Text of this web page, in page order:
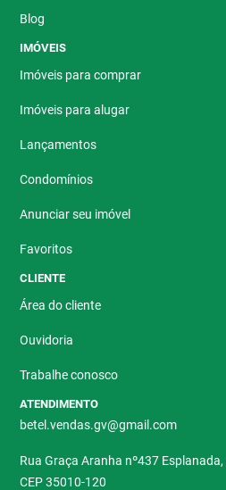
Blog
IMÓVEIS
Imóveis para comprar
Imóveis para alugar
Lançamentos
Condomínios
Anunciar seu imóvel
Favoritos
CLIENTE
Área do cliente
Ouvidoria
Trabalhe conosco
ATENDIMENTO
betel.vendas.gv@gmail.com
Rua Graça Aranha nº437
CEP 35010-120